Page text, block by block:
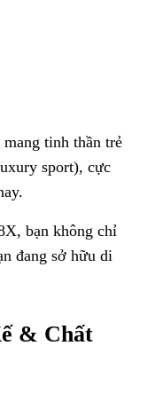
tinh thần trẻ
sport), cực
bạn không chỉ
đang sở hữu di
& Chất